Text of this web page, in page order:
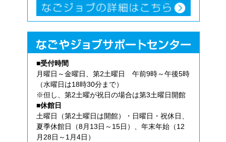
■受付時間
月曜日～金曜日、第2土曜日 午前9時～午後5時
（水曜日は18時30分まで）
※但し、第2土曜が祝日の場合は第3土曜日開館
■休館日
土曜日（第2土曜日は開館）・日曜日・祝休日、
夏季休館日（8月13日～15日）、年末年始（12
月28日～1月4日）